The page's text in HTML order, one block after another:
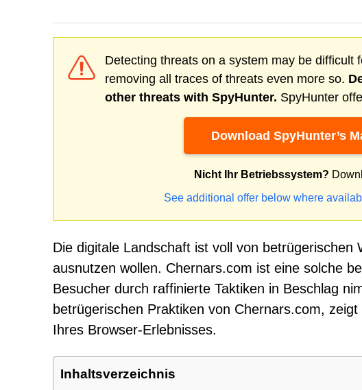
Detecting threats on a system may be
removing all traces of threats even more so.
other threats with SpyHunter. SpyHunter
Download SpyHunter’s
Nicht Ihr Betriebssystem?
See additional offer below where
Die digitale Landschaft ist voll von
ausnutzen wollen. Chernars.com ist eine solche
Besucher durch raffinierte Taktiken in Beschlag
betrügerischen Praktiken von Chernars.com,
Ihres Browser-Erlebnisses.
Inhaltsverzeichnis